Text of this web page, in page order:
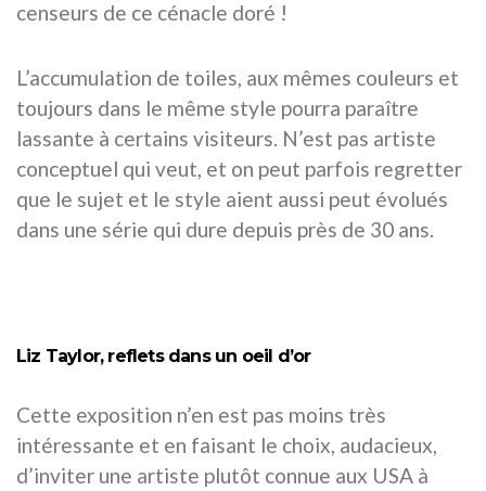
censeurs de ce cénacle doré !
L’accumulation de toiles, aux mêmes couleurs et
toujours dans le même style pourra paraître
lassante à certains visiteurs. N’est pas artiste
conceptuel qui veut, et on peut parfois regretter
que le sujet et le style aient aussi peut évolués
dans une série qui dure depuis près de 30 ans.
Liz Taylor, reflets dans un oeil d’or
Cette exposition n’en est pas moins très
intéressante et en faisant le choix, audacieux,
d’inviter une artiste plutôt connue aux USA à